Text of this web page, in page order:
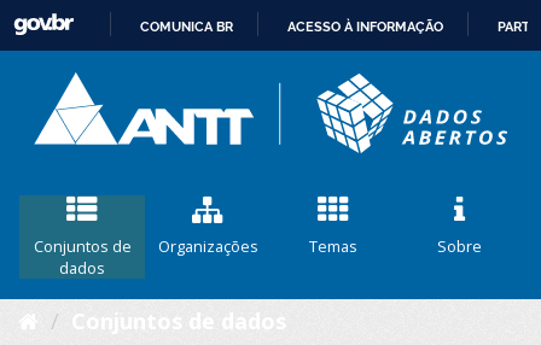
CONTEÚDO
COMUNICA BR ACESSO À INFORMAÇÃO
Conjuntos de
dados
Organizações Temas Sobre